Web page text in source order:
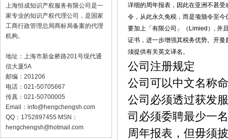
上海恒成知识产权服务有限公司是一
家专业的知识产权代理公司，是国家
工商行政管理总局商标局备案的代理
机构。
地址：上海市新金桥路201号现代通
信大厦5A
邮编：201206
电话：021-50705667
传真：021-50700005
Email： info@hengchengsh.com
QQ：1752897455 MSN：
hengchengsh@hotmail.com
详细的周年报表，因此在亚洲不甚
令，从此永久免税，而是项颁令至
要加上「有限公司」（Limied）, 并
证书，进一步增强其税务优势。开
须提供有关英文译名。
公司注册规定
公司可以中文名称
公司必须透过获发
司必须委聘最少一
周年报表，但毋须